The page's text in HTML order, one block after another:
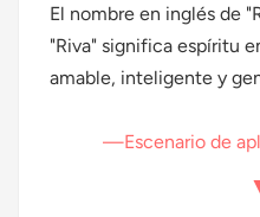
El nombre en inglés de
"Riva" significa espíritu
amable, inteligente y
—Escenario de